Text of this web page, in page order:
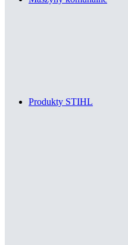
Produkty STIHL